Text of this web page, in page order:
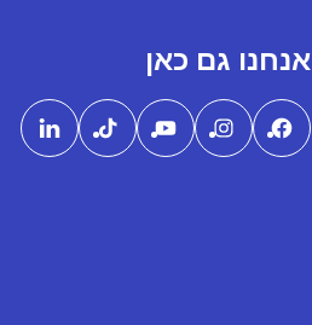
אנחנו גם כאן